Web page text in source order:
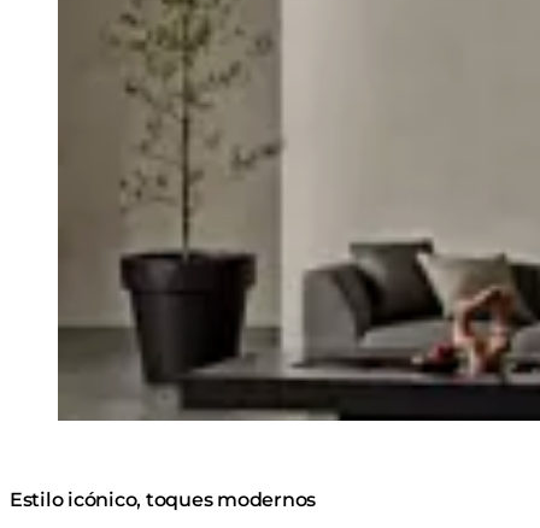
Estilo icónico, toques modernos